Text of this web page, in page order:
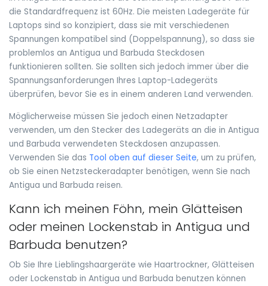
die Standardfrequenz ist 60Hz. Die meisten Ladegeräte für
Laptops sind so konzipiert, dass sie mit verschiedenen
Spannungen kompatibel sind (Doppelspannung), so dass sie
problemlos an Antigua und Barbuda Steckdosen
funktionieren sollten. Sie sollten sich jedoch immer über die
Spannungsanforderungen Ihres Laptop-Ladegeräts
überprüfen, bevor Sie es in einem anderen Land verwenden.
Möglicherweise müssen Sie jedoch einen Netzadapter
verwenden, um den Stecker des Ladegeräts an die in Antigua
und Barbuda verwendeten Steckdosen anzupassen.
Verwenden Sie das Tool oben auf dieser Seite, um zu prüfen,
ob Sie einen Netzsteckeradapter benötigen, wenn Sie nach
Antigua und Barbuda reisen.
Kann ich meinen Föhn, mein Glätteisen
oder meinen Lockenstab in Antigua und
Barbuda benutzen?
Ob Sie Ihre Lieblingshaargeräte wie Haartrockner, Glätteisen
oder Lockenstab in Antigua und Barbuda benutzen können